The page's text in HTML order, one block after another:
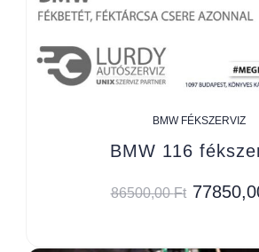
BMW FÉKSZERVIZ
BMW 116
86500,00Ft